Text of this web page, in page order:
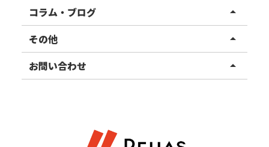
リハスファーム
関東エリア
東北エリア
甲信越エリア
コラム・ブログ arrow_drop_up
事業所ブログ
ご利用者様の声
その他 arrow_drop_up
お知らせ
お問い合わせ arrow_drop_up